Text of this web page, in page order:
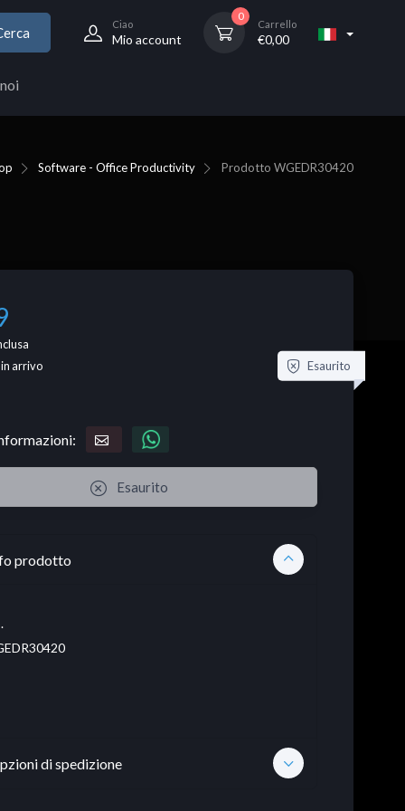
Ciao
Mio account
0
Carrello
€0,00
Software - Office Productivity Prodotto WGEDR30420
arrivo
Esaurito
Esaurito
prodotto
di spedizione